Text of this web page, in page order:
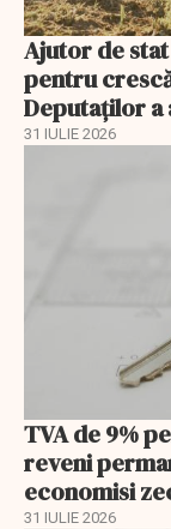
Ajutor de
pentru
Deputaților a
31 IULIE 2026
TVA de 9%
reveni
economisi
31 IULIE 2026